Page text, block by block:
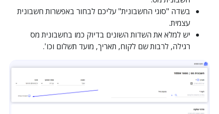
בשדה "סוגי החשבונית" עליכם לבחור באפשרות חשבונית
עצמית.
יש למלא את השדות השונים בדיוק כמו בחשבונית מס
רגילה, לרבות שם לקוח, תאריך, מועד תשלום וכו'.